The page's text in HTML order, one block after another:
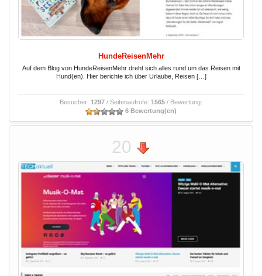
HundeReisenMehr
Auf dem Blog von HundeReisenMehr dreht sich alles rund um das Reisen mit
Hund(en). Hier berichte ich über Urlaube, Reisen […]
Besucher: 1297 / Seitenaufrufe: 1565 / Bewertung:
6 Bewertung(en)
20